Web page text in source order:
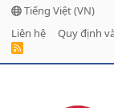
Tiếng Việt (VN)
Liên hệ
Quy định
R